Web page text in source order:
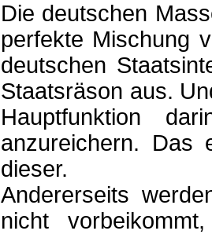
Die deutschen
perfekte Mischung
deutschen
Staatsräson aus.
Hauptfunktion
anzureichern. Das
dieser.
Andererseits
nicht